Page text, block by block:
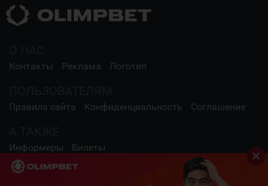
Контакты Реклама Логотип
Правила сайта Конфиденциальность Соглашение
Информеры Билеты
СОЦИАЛЬНЫЕ СЕТИ